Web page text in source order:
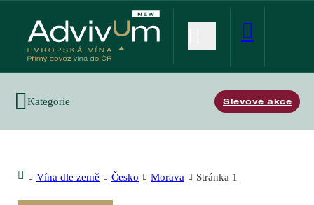
Kategorie Slevové akce
Vína dle země Česko Morava Stránka 1